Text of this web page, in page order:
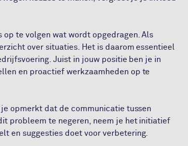
te volgen wat wordt opgedragen. Als
over situaties. Het is daarom essentieel
Juist in jouw positie ben je in
en proactief werkzaamheden op te
opmerkt dat de communicatie tussen
probleem te negeren, neem je het initiatief
en suggesties doet voor verbetering.